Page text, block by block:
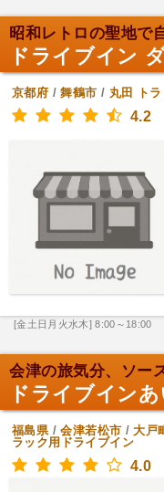
昭和レトロの聖地で
ドライブイン
京都府 /舞鶴市 / 丸田 ト
4.2
[金土日月火水木] 8:00～18:00
会津の旅気分、ソー
ドライブイン
福島県/会津若松市 /大戸
ラック用ドライブイン
4.0